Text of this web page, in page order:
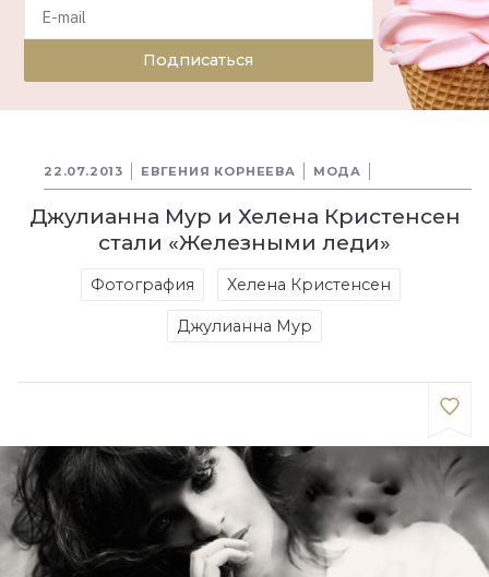
Подписаться
22.07.2013 ЕВГЕНИЯ КОРНЕЕВА МОДА
Джулианна Мур и Хелена Кристенсен
стали «Железными леди»
Фотография Хелена Кристенсен
Джулианна Мур